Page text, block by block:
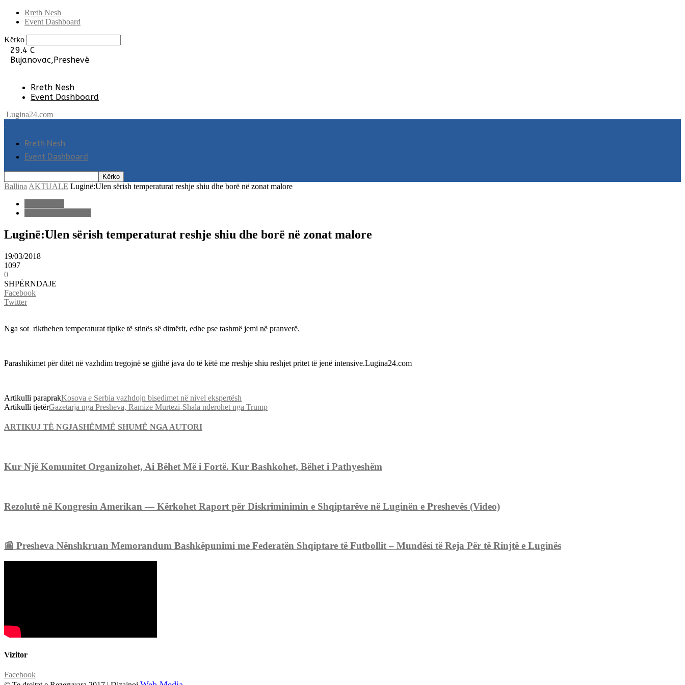
Rreth Nesh
Event Dashboard
Kërko
29.4 C
Bujanovac,Preshevë
Rreth Nesh
Event Dashboard
Lugina24.com
Rreth Nesh
Event Dashboard
Ballina AKTUALE Luginë:Ulen sërish temperaturat reshje shiu dhe borë në zonat malore
Luginë:Ulen sërish temperaturat reshje shiu dhe borë në zonat malore
19/03/2018
1097
0
SHPËRNDAJE
Facebook
Twitter
Nga sot rikthehen temperaturat tipike të stinës së dimërit, edhe pse tashmë jemi në pranverë.
Parashikimet për ditët në vazhdim tregojnë se gjithë java do të këtë me rreshje shiu reshjet pritet të jenë intensive.Lugina24.com
Artikulli paraprakKosova e Serbia vazhdojn bisedimet në nivel ekspertësh
Artikulli tjetërGazetarja nga Presheva, Ramize Murtezi-Shala nderohet nga Trump
ARTIKUJ TË NGJASHËMMË SHUMË NGA AUTORI
Kur Një Komunitet Organizohet, Ai Bëhet Më i Fortë. Kur Bashkohet, Bëhet i Pathyeshëm
Rezolutë në Kongresin Amerikan — Kërkohet Raport për Diskriminimin e Shqiptarëve në Luginën e Preshevës (Video)
📰 Presheva Nënshkruan Memorandum Bashkëpunimi me Federatën Shqiptare të Futbollit – Mundësi të Reja Për të Rinjtë e Luginës
Vizitor
Facebook